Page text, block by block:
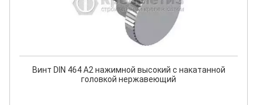
Винт DIN 464 А2 нажимной высокий с накатанной
головкой нержавеющий